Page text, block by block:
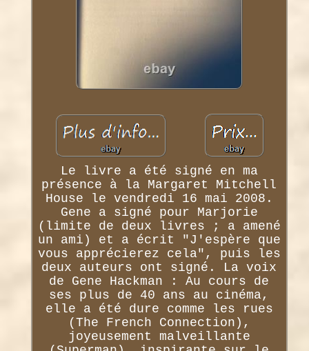
Le livre a été signé en ma
présence à la Margaret Mitchell
House le vendredi 16 mai 2008.
Gene a signé pour Marjorie
(limite de deux livres ; a amené
un ami) et a écrit "J'espère que
vous apprécierez cela", puis les
deux auteurs ont signé. La voix
de Gene Hackman : Au cours de
ses plus de 40 ans au cinéma,
elle a été dure comme les rues
(The French Connection),
joyeusement malveillante